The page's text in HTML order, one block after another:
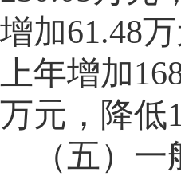
增加61.48
上年增加
万元，降低
（五）